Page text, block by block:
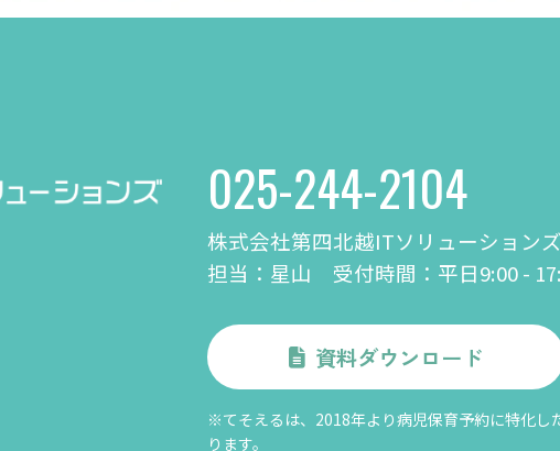
025-244-2104
株式会社第四北越ITソリューションズ
担当：星山 受付時間：平日9:00 -
資料ダウンロード
※てそえるは、2018年より病児保育予約に特化し
ります。